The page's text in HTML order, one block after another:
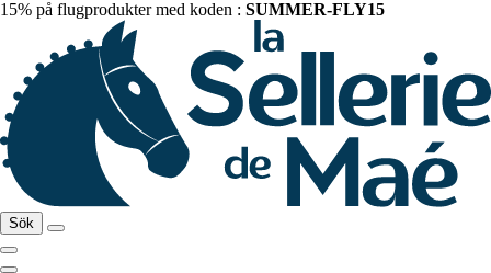
15% på flugprodukter med koden : SUMMER-FLY15
Sök